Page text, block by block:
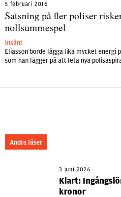
5 februari 2016
Satsning på fler poliser
nollsummespel
Insänt
Eliasson borde lägga lika mycket energi
som han lägger på att leta nya
Andra läser
3 juni 2026
Klart:
kronor